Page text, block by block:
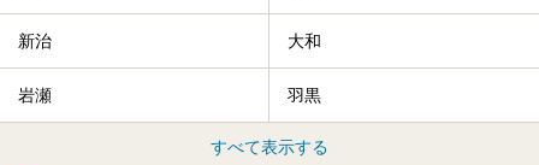
新治 大和
岩瀬 羽黒
すべて表示する